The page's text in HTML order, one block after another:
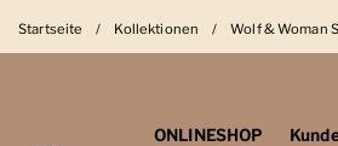
Startseite / Kollektionen / Wolf & Woman
ONLINESHOP